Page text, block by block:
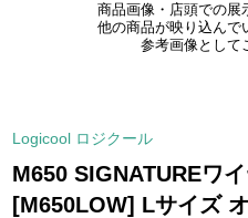
商品画像・店頭での展
他の商品が映り込んで
参考画像として
Logicool ロジクール
M650 SIGNATUREワ
[M650LOW] Lサイズ